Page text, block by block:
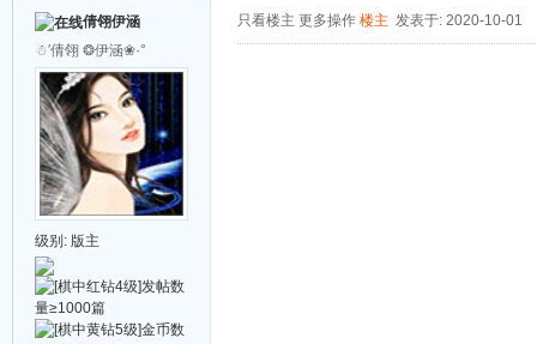
倩翎伊涵
☃′倩翎 ❂伊涵❀·°
级别: 版主
只看楼主 更多操作 楼主 发表于: 2020-10-01